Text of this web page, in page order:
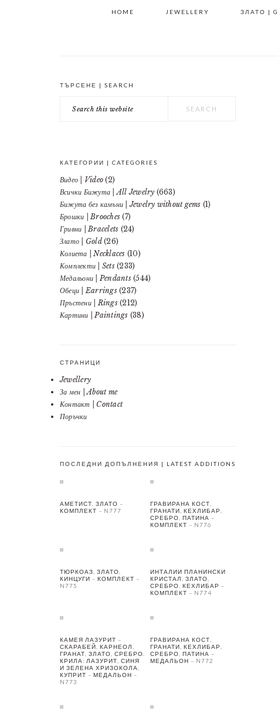
HOME JEWELLERY ЗЛАТО |
PRIMARY
SIDEBAR
ТЪРСЕНЕ | SEARCH
this
КАТЕГОРИИ | CATEGORIES
Видео | Video (2)
Всички Бижута | All Jewelry (663)
Бижута без камъни | Jewelry without gems (1)
Брошки | Brooches (7)
Гривни | Bracelets (24)
Злато | Gold(26)
Колиета | Necklaces (10)
Комплекти | Sets(233)
Медальони | Pendants(544)
Обеци | Earrings(237)
Пръстени | Rings(212)
Картини | Paintings (38)
СТРАНИЦИ
Jewellery
За мен | About me
Контакт | Contact
Поръчки
ПОСЛЕДНИ ДОПЪЛНЕНИЯ | LATEST ADDITIONS
АМЕТИСТ, ЗЛАТО –
КОМПЛЕКТ – N777
ГРАВИРАНА КОСТ,
ГРАНАТИ, КЕХЛИБАР,
СРЕБРО, ПАТИНА –
КОМПЛЕКТ – N776
ТЮРКОАЗ, ЗЛАТО,
КИНЦУГИ – КОМПЛЕКТ –
N775
ИНТАЛИИ ПЛАНИНСКИ
КРИСТАЛ, ЗЛАТО,
СРЕБРО, КЕХЛИБАР –
КОМПЛЕКТ – N774
КАМЕЯ ЛАЗУРИТ –
СКАРАБЕЙ, КАРНЕОЛ,
ГРАНАТ, ЗЛАТО, СРЕБРО.
КРИЛА: ЛАЗУРИТ, СИНЯ
И ЗЕЛЕНА ХРИЗОКОЛА,
КУПРИТ – МЕДАЛЬОН –
N773
ГРАВИРАНА КОСТ,
ГРАНАТИ, КЕХЛИБАР,
СРЕБРО, ПАТИНА –
МЕДАЛЬОН – N772